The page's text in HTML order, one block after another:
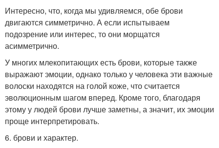
Интересно, что, когда мы удивляемся, обе брови
двигаются симметрично. А если испытываем
подозрение или интерес, то они морщатся
асимметрично.
У многих млекопитающих есть брови, которые также
выражают эмоции, однако только у человека эти важные
волоски находятся на голой коже, что считается
эволюционным шагом вперед. Кроме того, благодаря
этому у людей брови лучше заметны, а значит, их эмоции
проще интерпретировать.
6. брови и характер.